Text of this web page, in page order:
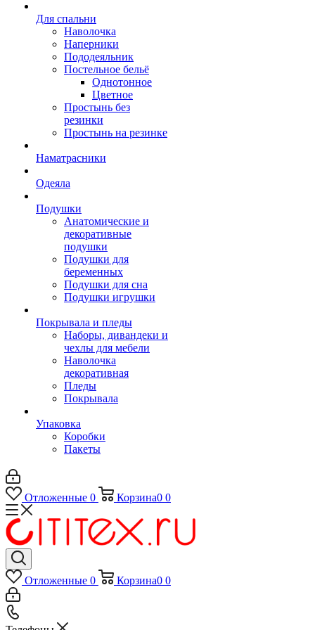
Для спальни
Наволочка
Наперники
Пододеяльник
Постельное бельё
Однотонное
Цветное
Простынь без
резинки
Простынь на резинке
Наматрасники
Одеяла
Подушки
Анатомические и
декоративные
подушки
Подушки для
беременных
Подушки для сна
Подушки игрушки
Покрывала и пледы
Наборы, дивандеки и
чехлы для мебели
Наволочка
декоративная
Пледы
Покрывала
Упаковка
Коробки
Пакеты
Отложенные 0 Корзина0 0
Отложенные 0 Корзина0 0